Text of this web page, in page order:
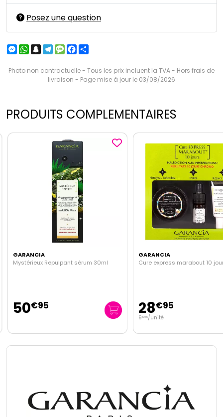
Posez une question
Messenger
WhatsApp
Snapchat
Telegram
MessageFacebook
Photo non contractuelle - Tous les prix incluent la TVA - Hors frais de
livraison - Page mise à jour le 03/08/2026
PRODUITS COMPLEMENTAIRES
GARANCIA
Mystérieux Repulpant sérum 30ml
50€95
GARANCIA
Cure express marabout 10
28€95
9€65/unité